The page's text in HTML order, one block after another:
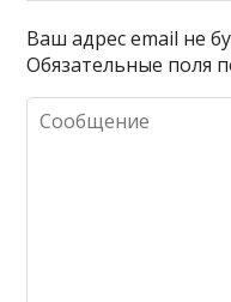
Ваш адрес email не
Обязательные поля